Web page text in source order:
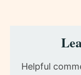
Helpful